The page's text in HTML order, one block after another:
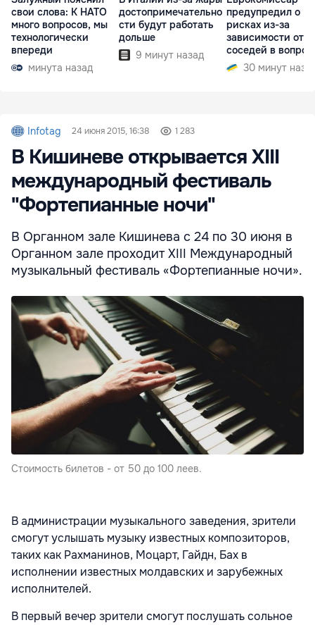
свои слова: К НАТО
много вопросов, мы
технологически
впереди
минута назад
достопримечательно
сти будут работать
дольше
9 минут назад
предупредил о
рисках из-за
зависимости от
соседей в
границ30 минут
Infotag 24 июня 2015, 16:38 1 283
В Кишиневе открывается XIII
международный фестиваль
"Фортепианные ночи"
В Органном зале Кишинева с 24 по 30 июня в
Органном зале проходит XIII Международный
музыкальный фестиваль «Фортепианные ночи».
Стоимость билетов - от 50 до 100 леев.
В администрации музыкального заведения, зрители
смогут услышать музыку известных композиторов,
таких как Рахманинов, Моцарт, Гайдн, Бах в
исполнении известных молдавских и зарубежных
исполнителей.
В первый вечер зрители смогут послушать сольное